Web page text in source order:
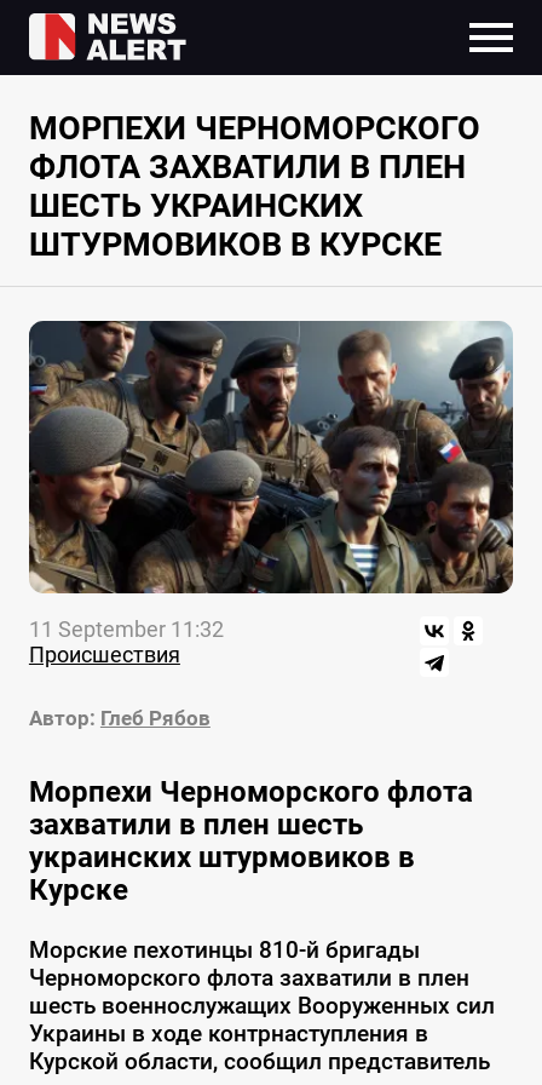
МОРПЕХИ ЧЕРНОМОРСКОГО
ФЛОТА ЗАХВАТИЛИ В ПЛЕН
ШЕСТЬ УКРАИНСКИХ
ШТУРМОВИКОВ В КУРСКЕ
11 September 11:32
Происшествия
Автор: Глеб Рябов
Морпехи Черноморского флота
захватили в плен шесть
украинских штурмовиков в
Курске
Морские пехотинцы 810-й бригады
Черноморского флота захватили в плен
шесть военнослужащих Вооруженных сил
Украины в ходе контрнаступления в
Курской области, сообщил представитель